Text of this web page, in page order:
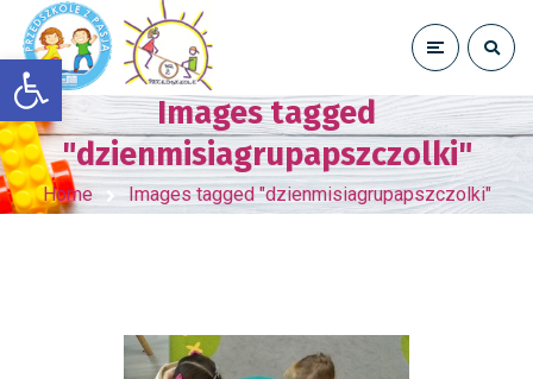
Otwórz pasek narzędzi
Images tagged
"dzienmisiagrupapszczolki"
Home Images tagged "dzienmisiagrupapszczolki"